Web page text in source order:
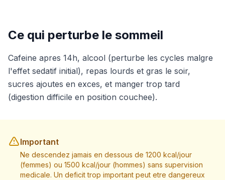
Ce qui perturbe le sommeil
Cafeine apres 14h, alcool (perturbe les cycles malgre
l'effet sedatif initial), repas lourds et gras le soir,
sucres ajoutes en exces, et manger trop tard
(digestion difficile en position couchee).
Important
Ne descendez jamais en dessous de 1200 kcal/jour
(femmes) ou 1500 kcal/jour (hommes) sans supervision
medicale. Un deficit trop important peut etre dangereux